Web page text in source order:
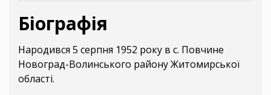
Біографія
Народився 5 серпня 1952 року в с. Повчине
Новоград-Волинського району Житомирської
області.